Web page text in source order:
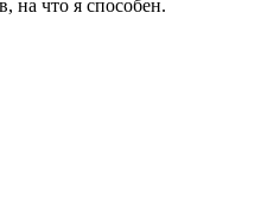
на что я способен.